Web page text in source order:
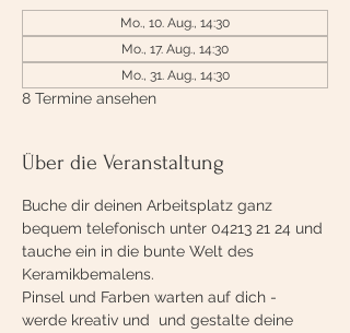
Mo., 10. Aug., 14:30
Mo., 17. Aug., 14:30
Mo., 31. Aug., 14:30
8 Termine ansehen
Über die Veranstaltung
Buche dir deinen Arbeitsplatz ganz
bequem telefonisch unter 04213 21 24 und
tauche ein in die bunte Welt des
Keramikbemalens.
Pinsel und Farben warten auf dich -
werde kreativ und  und gestalte deine